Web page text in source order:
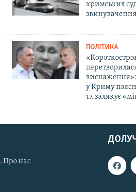
кримських
ПОЛІТИКА
у Криму
та залякує
Про нас